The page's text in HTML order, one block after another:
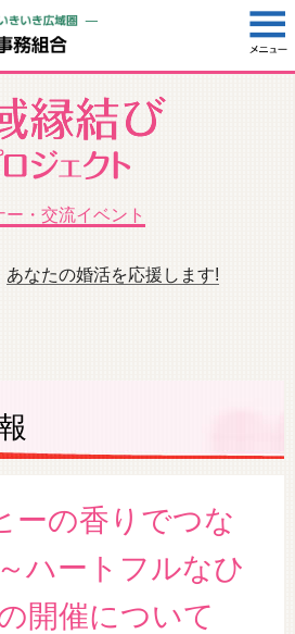
ー・交流イベント
あなたの婚活を応援します!
ーの香りでつな
ハートフルなひ
開催について